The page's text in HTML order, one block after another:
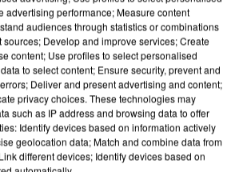
advertising performance; Measure content
audiences through statistics or combinations
sources; Develop and improve services; Create
content; Use profiles to select personalised
to select content; Ensure security, prevent and
Deliver and present advertising and content;
privacy choices. These technologies may
such as IP address and browsing data to offer
Identify devices based on information actively
geolocation data; Match and combine data from
different devices; Identify devices based on